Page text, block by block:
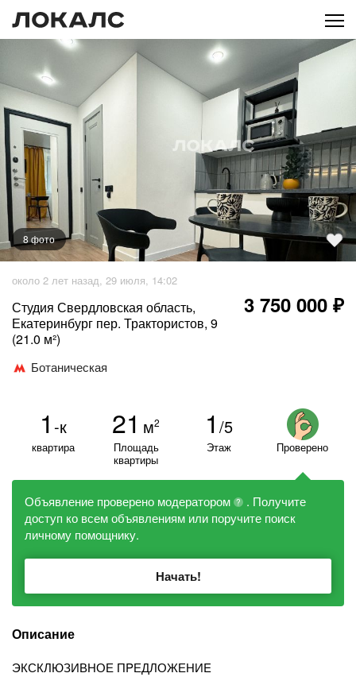
8 фото
около 2 лет назад, 29 июля, 14:02
Студия Свердловская область,
Екатеринбург пер. Трактористов, 9
(21.0 м²)
3 750 000 ₽
Ботаническая
1 -к
квартира
21 м2
Площадь
квартиры
1 /5
Этаж Проверено
Объявление проверено модератором ?
. Получите
доступ ко всем объявлениям или поручите поиск
личному помощнику.
Начать!
Описание
ЭКСКЛЮЗИВНОЕ ПPЕДЛОЖЕНИE